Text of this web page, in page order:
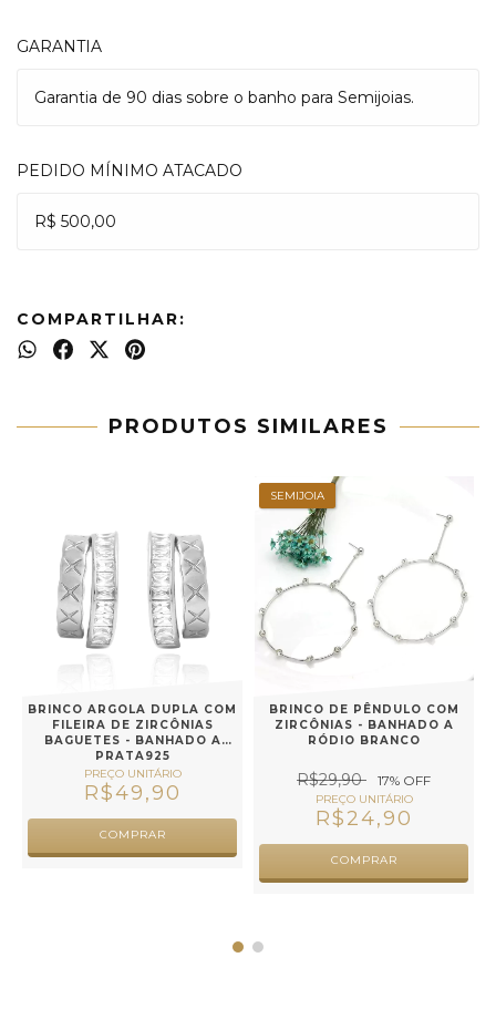
GARANTIA
Garantia de 90 dias sobre o banho para Semijoias.
PEDIDO MÍNIMO ATACADO
R$ 500,00
COMPARTILHAR:
PRODUTOS SIMILARES
BRINCO ARGOLA DUPLA COM
FILEIRA DE ZIRCÔNIAS
BAGUETES - BANHADO A
PRATA925
R$49,90
SEMIJOIA
BRINCO DE PÊNDULO COM
ZIRCÔNIAS - BANHADO A
RÓDIO BRANCO
R$29,90 17% OFF
R$24,90
COMPRAR